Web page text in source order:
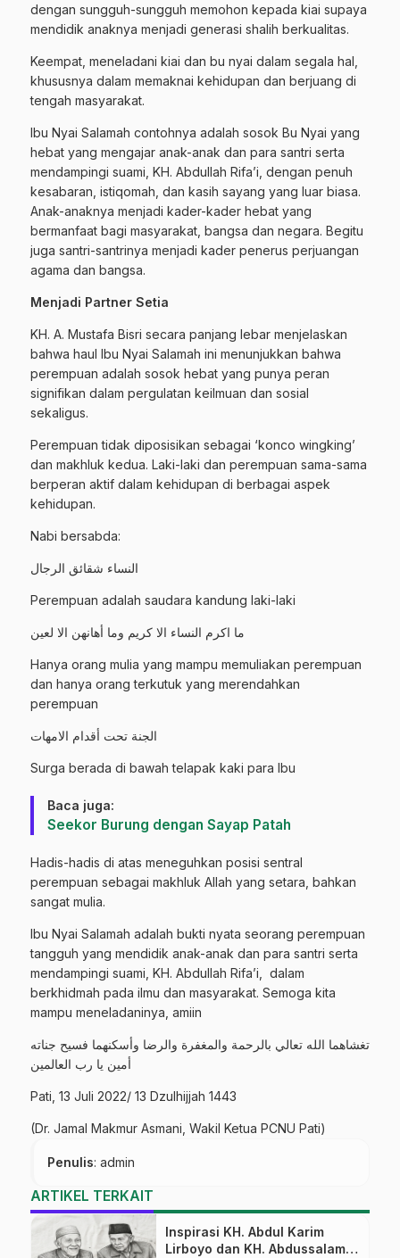
dengan sungguh-sungguh memohon kepada kiai supaya
mendidik anaknya menjadi generasi shalih berkualitas.
Keempat, meneladani kiai dan bu nyai dalam segala hal,
khususnya dalam memaknai kehidupan dan berjuang di
tengah masyarakat.
Ibu Nyai Salamah contohnya adalah sosok Bu Nyai yang
hebat yang mengajar anak-anak dan para santri serta
mendampingi suami, KH. Abdullah Rifa’i, dengan penuh
kesabaran, istiqomah, dan kasih sayang yang luar biasa.
Anak-anaknya menjadi kader-kader hebat yang
bermanfaat bagi masyarakat, bangsa dan negara. Begitu
juga santri-santrinya menjadi kader penerus perjuangan
agama dan bangsa.
Menjadi Partner Setia
KH. A. Mustafa Bisri secara panjang lebar menjelaskan
bahwa haul Ibu Nyai Salamah ini menunjukkan bahwa
perempuan adalah sosok hebat yang punya peran
signifikan dalam pergulatan keilmuan dan sosial
sekaligus.
Perempuan tidak diposisikan sebagai ‘konco wingking’
dan makhluk kedua. Laki-laki dan perempuan sama-sama
berperan aktif dalam kehidupan di berbagai aspek
kehidupan.
Nabi bersabda:
النساء شقائق الرجال
Perempuan adalah saudara kandung laki-laki
ما اكرم النساء الا كريم وما أهانهن الا لعين
Hanya orang mulia yang mampu memuliakan perempuan
dan hanya orang terkutuk yang merendahkan
perempuan
الجنة تحت أقدام الامهات
Surga berada di bawah telapak kaki para Ibu
Baca juga:
Seekor Burung dengan Sayap Patah
Hadis-hadis di atas meneguhkan posisi sentral
perempuan sebagai makhluk Allah yang setara, bahkan
sangat mulia.
Ibu Nyai Salamah adalah bukti nyata seorang perempuan
tangguh yang mendidik anak-anak dan para santri serta
mendampingi suami, KH. Abdullah Rifa’i, dalam
berkhidmah pada ilmu dan masyarakat. Semoga kita
mampu meneladaninya, amiin
تغشاهما الله تعالي بالرحمة والمغفرة والرضا وأسكنهما فسيح جناته
أمين يا رب العالمين
Pati, 13 Juli 2022/ 13 Dzulhijjah 1443
(Dr. Jamal Makmur Asmani, Wakil Ketua PCNU Pati)
Penulis: admin
ARTIKEL TERKAIT
Inspirasi KH. Abdul Karim
Lirboyo dan KH. Abdussalam